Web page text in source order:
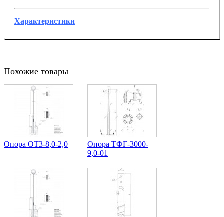
Характеристики
Похожие товары
Опора ОТ3-8,0-2,0
Опора ТФГ-3000-
9,0-01